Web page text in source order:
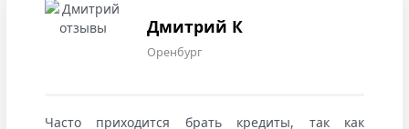
Дмитрий К
Оренбург
Часто приходится брать кредиты, так как